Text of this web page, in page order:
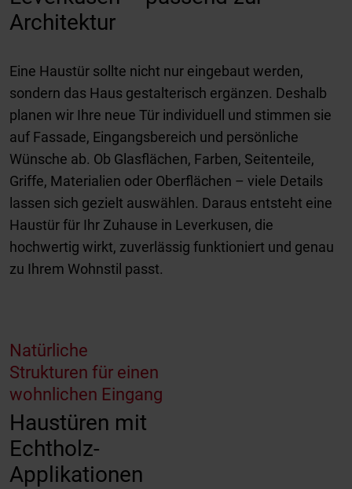
Architektur
Eine Haustür sollte nicht nur eingebaut werden,
sondern das Haus gestalterisch ergänzen. Deshalb
planen wir Ihre neue Tür individuell und stimmen sie
auf Fassade, Eingangsbereich und persönliche
Wünsche ab. Ob Glasflächen, Farben, Seitenteile,
Griffe, Materialien oder Oberflächen – viele Details
lassen sich gezielt auswählen. Daraus entsteht eine
Haustür für Ihr Zuhause in Leverkusen, die
hochwertig wirkt, zuverlässig funktioniert und genau
zu Ihrem Wohnstil passt.
Natürliche
Strukturen für einen
wohnlichen Eingang
Haustüren mit
Echtholz-
Applikationen